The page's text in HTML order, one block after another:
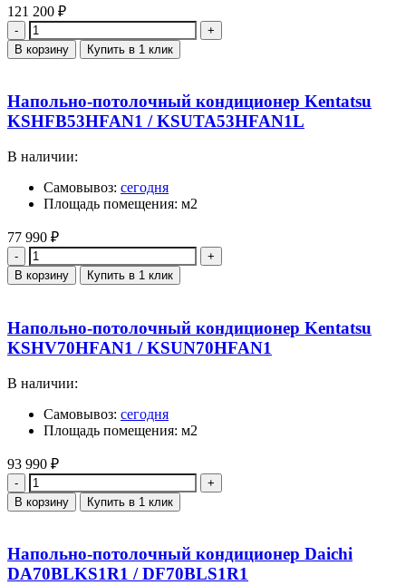
121 200 ₽
Количество
В корзину Купить в 1 клик
Напольно-потолочный кондиционер Kentatsu
KSHFB53HFAN1 / KSUTA53HFAN1L
В наличии:
Самовывоз: сегодня
Площадь помещения: м2
77 990 ₽
Количество
В корзину Купить в 1 клик
Напольно-потолочный кондиционер Kentatsu
KSHV70HFAN1 / KSUN70HFAN1
В наличии:
Самовывоз: сегодня
Площадь помещения: м2
93 990 ₽
Количество
В корзину Купить в 1 клик
Напольно-потолочный кондиционер Daichi
DA70BLKS1R1 / DF70BLS1R1